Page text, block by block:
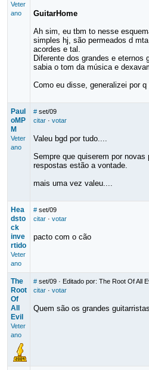
Veter
ano
GuitarHome
Ah sim, eu tbm to nesse
simples hj, são permeados d
acordes e tal.
Diferente dos grandes e
sabia o tom da música e
Como eu disse, generalizei por
Paul
oMP
M
Veter
ano
# set/09
citar· votar
Valeu bgd por tudo....
Sempre que quiserem por
respostas estão a vontade.
mais uma vez valeu....
Hea
dsto
ck
inve
rtido
Veter
ano
# set/09
citar· votar
pacto com o cão
The
Root
Of
All
Evil
Veter
ano
# set/09· Editado por: The Root Of All
citar· votar
Quem são os grandes